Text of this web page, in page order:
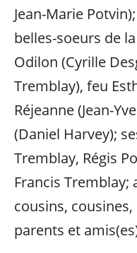
Jean-Marie
belles-soeurs de
Odilon (Cyrille
Tremblay), feu
Réjeanne (Jean-
(Daniel Harvey);
Tremblay, Régis
Francis Tremblay;
cousins,
parents et